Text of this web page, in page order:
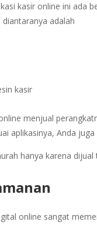
kasir online ini ada
adalah
kasir
menjual
aplikasinya, Anda
hanya karena
online sangat